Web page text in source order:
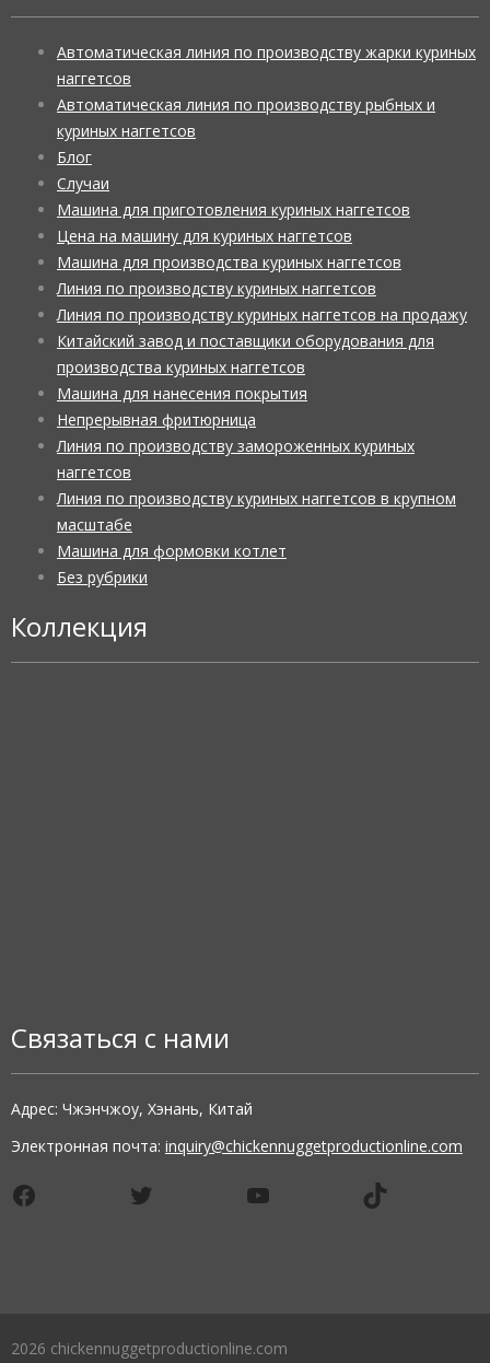
Автоматическая линия по производству жарки куриных
наггетсов
Автоматическая линия по производству рыбных и
куриных наггетсов
Блог
Случаи
Машина для приготовления куриных наггетсов
Цена на машину для куриных наггетсов
Машина для производства куриных наггетсов
Линия по производству куриных наггетсов
Линия по производству куриных наггетсов на продажу
Китайский завод и поставщики оборудования для
производства куриных наггетсов
Машина для нанесения покрытия
Непрерывная фритюрница
Линия по производству замороженных куриных
наггетсов
Линия по производству куриных наггетсов в крупном
масштабе
Машина для формовки котлет
Без рубрики
Коллекция
Связаться с нами
Адрес: Чжэнчжоу, Хэнань, Китай
Электронная почта: inquiry@chickennuggetproductionline.com
Facebook Twitter YouTube TikTok
2026 chickennuggetproductionline.com